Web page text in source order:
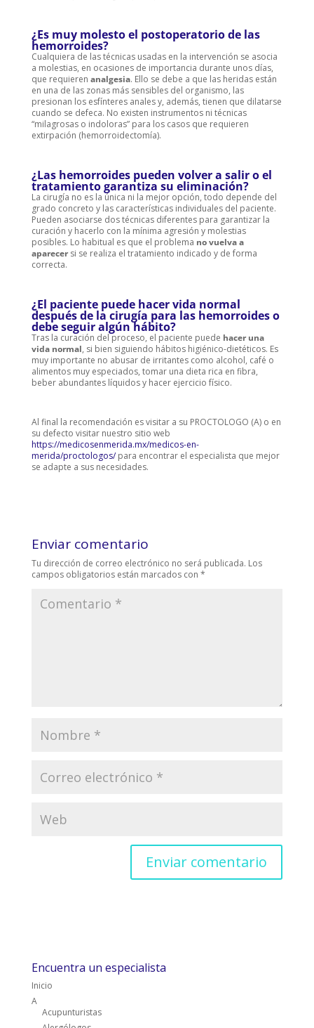
¿Es muy molesto el postoperatorio de las
hemorroides?
Cualquiera de las técnicas usadas en la intervención se asocia
a molestias, en ocasiones de importancia durante unos días,
que requieren analgesia. Ello se debe a que las heridas están
en una de las zonas más sensibles del organismo, las
presionan los esfínteres anales y, además, tienen que dilatarse
cuando se defeca. No existen instrumentos ni técnicas
“milagrosas o indoloras” para los casos que requieren
extirpación (hemorroidectomía).
¿Las hemorroides pueden volver a salir o el
tratamiento garantiza su eliminación?
La cirugía no es la única ni la mejor opción, todo depende del
grado concreto y las características individuales del paciente.
Pueden asociarse dos técnicas diferentes para garantizar la
curación y hacerlo con la mínima agresión y molestias
posibles. Lo habitual es que el problema no vuelva a
aparecersi se realiza el tratamiento indicado y de forma
correcta.
¿El paciente puede hacer vida normal
después de la cirugía para las hemorroides o
debe seguir algún hábito?
Tras la curación del proceso, el paciente puede hacer una
vida normal, si bien siguiendo hábitos higiénico-dietéticos. Es
muy importante no abusar de irritantes como alcohol, café o
alimentos muy especiados, tomar una dieta rica en fibra,
beber abundantes líquidos y hacer ejercicio físico.
Al final la recomendación es visitar a su PROCTOLOGO (A) o en
su defecto visitar nuestro sitio web
https://medicosenmerida.mx/medicos-en-
merida/proctologos/para encontrar el especialista que mejor
se adapte a sus necesidades.
Enviar comentario
Tu dirección de correo electrónico no será publicada. Los
campos obligatorios están marcados con *
Encuentra un especialista
Inicio
A
Acupunturistas